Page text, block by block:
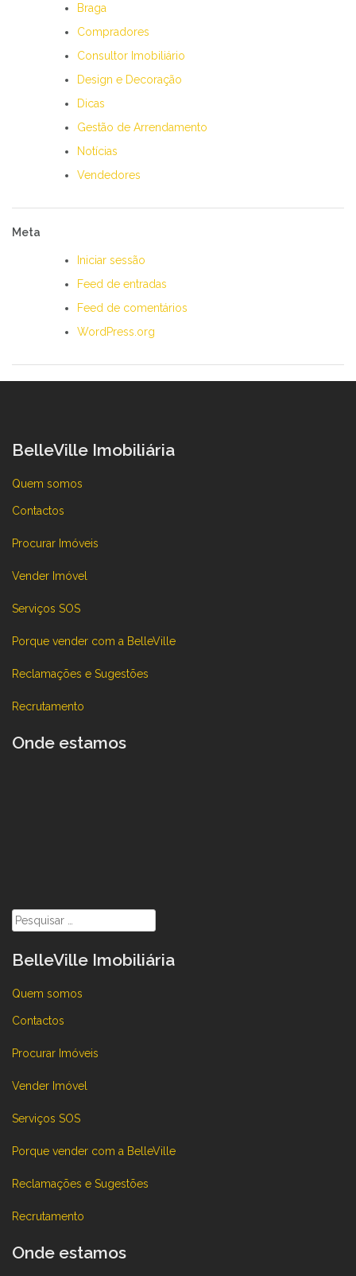
Braga
Compradores
Consultor Imobiliário
Design e Decoração
Dicas
Gestão de Arrendamento
Notícias
Vendedores
Meta
Iniciar sessão
Feed de entradas
Feed de comentários
WordPress.org
BelleVille Imobiliária
Quem somos
Contactos
Procurar Imóveis
Vender Imóvel
Serviços SOS
Porque vender com a BelleVille
Reclamações e Sugestões
Recrutamento
Onde estamos
Pesquisar
por:
BelleVille Imobiliária
Quem somos
Contactos
Procurar Imóveis
Vender Imóvel
Serviços SOS
Porque vender com a BelleVille
Reclamações e Sugestões
Recrutamento
Onde estamos